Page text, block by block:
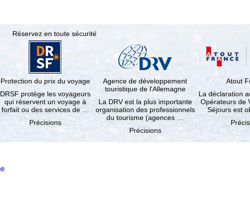
Réservez en toute sécurité
Protection du prix du voyage
DRSF protège les voyageurs
qui réservent un voyage à
forfait ou des services de …
Précisions
Agence de développement
touristique de l'Allemagne
La DRV est la plus importante
organisation des professionnels
du tourisme (agences …
Précisions
Atout
La déclaration
Opérateurs de
Séjours est